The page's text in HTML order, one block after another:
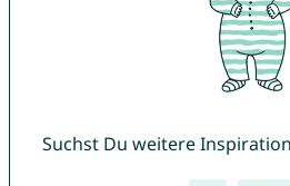
Suchst Du weitere